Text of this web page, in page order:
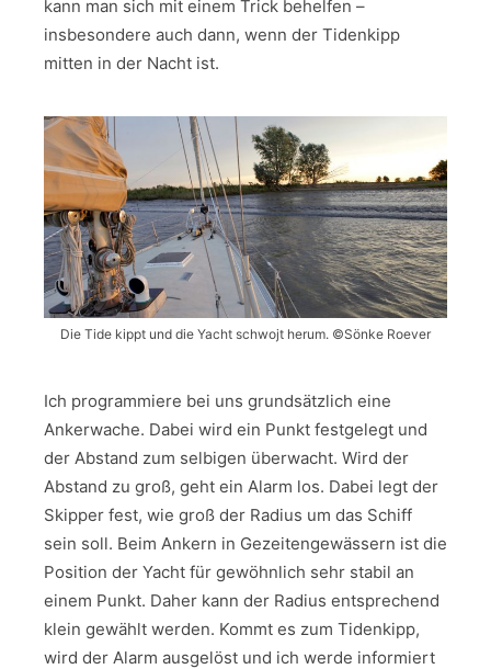
kann man sich mit einem Trick behelfen –
insbesondere auch dann, wenn der Tidenkipp
mitten in der Nacht ist.
Die Tide kippt und die Yacht schwojt herum. ©Sönke Roever
Ich programmiere bei uns grundsätzlich eine
Ankerwache. Dabei wird ein Punkt festgelegt und
der Abstand zum selbigen überwacht. Wird der
Abstand zu groß, geht ein Alarm los. Dabei legt der
Skipper fest, wie groß der Radius um das Schiff
sein soll. Beim Ankern in Gezeitengewässern ist die
Position der Yacht für gewöhnlich sehr stabil an
einem Punkt. Daher kann der Radius entsprechend
klein gewählt werden. Kommt es zum Tidenkipp,
wird der Alarm ausgelöst und ich werde informiert